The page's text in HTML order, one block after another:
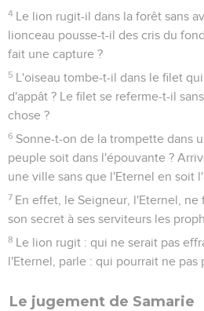
4 Le lion rugit-il dans la forêt sans
lionceau pousse-t-il des cris du
fait une capture ?
5 L'oiseau tombe-t-il dans le filet
d'appât ? Le filet se referme-t-il
chose ?
6 Sonne-t-on de la trompette dans
peuple soit dans l'épouvante ?
une ville sans que l'Eternel en soit
7 En effet, le Seigneur, l'Eternel, ne
son secret à ses serviteurs les
8 Le lion rugit : qui ne serait pas
l'Eternel, parle : qui pourrait ne pas
Le jugement de Samarie